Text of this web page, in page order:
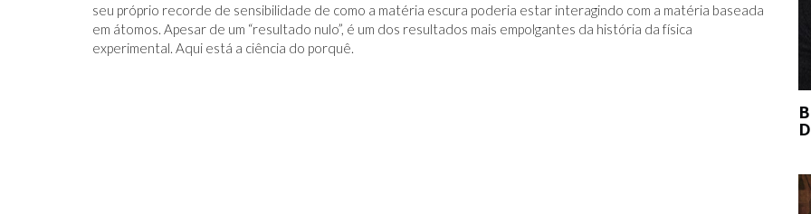
seu próprio recorde de sensibilidade de como a matéria escura poderia estar interagindo com a matéria baseada
em átomos. Apesar de um “resultado nulo”, é um dos resultados mais empolgantes da história da física
experimental. Aqui está a ciência do porquê.